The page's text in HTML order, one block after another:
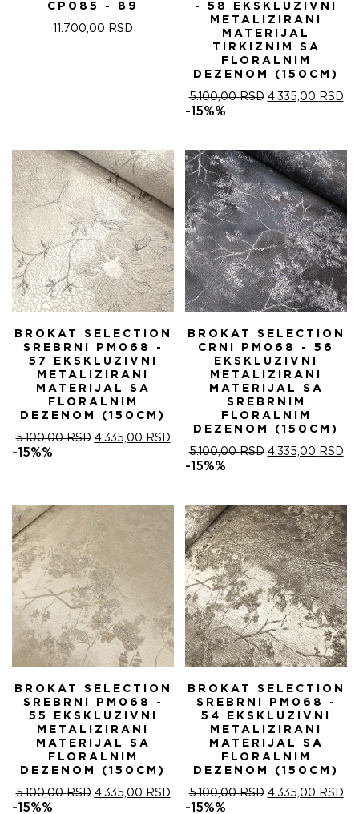
CP085 - 89
11.700,00 RSD
- 58 EKSKLUZIVNI
METALIZIRANI
MATERIJAL
TIRKIZNIM SA
FLORALNIM
DEZENOM (150CM)
5.100,00RSD ОРИГИНАЛНА
5.100,00 RSD.
4.335,00 RSD
-15%%
BROKAT SELECTION
SREBRNI PM068 -
57 EKSKLUZIVNI
METALIZIRANI
MATERIJAL SA
FLORALNIM
DEZENOM (150CM)
5.100,00RSD ОРИГИНАЛНА
4.335,00 RSDТРЕНУТНА
ЦЕНА
-15%%
BROKAT SELECTION
CRNI PM068 - 56
EKSKLUZIVNI
METALIZIRANI
MATERIJAL SA
SREBRNIM
FLORALNIM
DEZENOM (150CM)
5.100,00RSD ОРИГИНАЛНА
5.100,00 RSD.
4.335,00 RSD
-15%%
BROKAT SELECTION
SREBRNI PM068 -
55 EKSKLUZIVNI
METALIZIRANI
MATERIJAL SA
FLORALNIM
DEZENOM (150CM)
5.100,00RSD ОРИГИНАЛНА
4.335,00 RSDТРЕНУТНА
ЦЕНА
-15%%
BROKAT SELECTION
SREBRNI PM068 -
54 EKSKLUZIVNI
METALIZIRANI
MATERIJAL SA
FLORALNIM
DEZENOM (150CM)
5.100,00RSD ОРИГИНАЛНА
4.335,00 RSD
-15%%